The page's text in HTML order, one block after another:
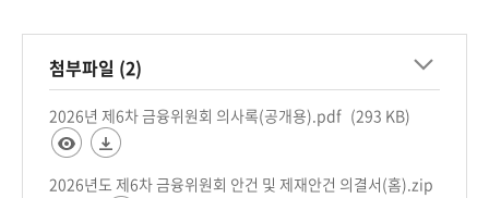
첨부파일 (2)
2026년 제6차 금융위원회 의사록(공개용).pdf (293 KB)
2026년도 제6차 금융위원회 안건 및 제재안건 의결서(홈).zip